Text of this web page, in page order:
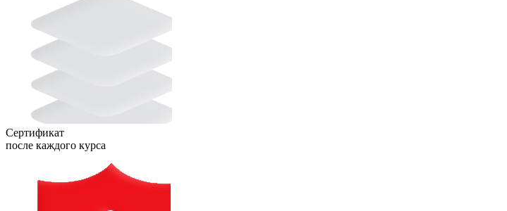
Сертификат
после каждого курса